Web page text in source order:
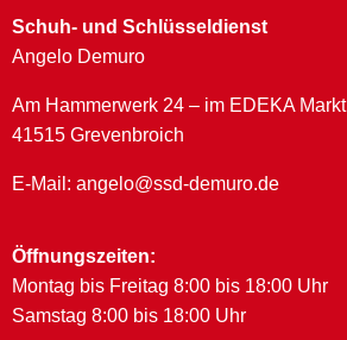
Schuh- und Schlüsseldienst
Angelo Demuro
Am Hammerwerk 24 – im EDEKA Markt
41515 Grevenbroich
E-Mail: angelo@ssd-demuro.de
Öffnungszeiten:
Montag bis Freitag 8:00 bis 18:00 Uhr
Samstag 8:00 bis 18:00 Uhr